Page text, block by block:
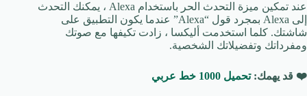
عند تمكين ميزة التحدث الحر باستخدام Alexa ، يمكنك التحدث
إلى Alexa بمجرد قول “Alexa” عندما يكون التطبيق على
شاشتك. كلما استخدمت أليكسا ، زادت تكيفها مع صوتك
ومفرداتك وتفضيلاتك الشخصية.
❤️ قد يهمك:تحميل 1000 خط عربي